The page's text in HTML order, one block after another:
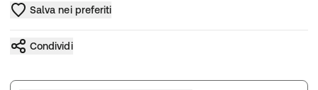
Salva nei preferiti
Condividi